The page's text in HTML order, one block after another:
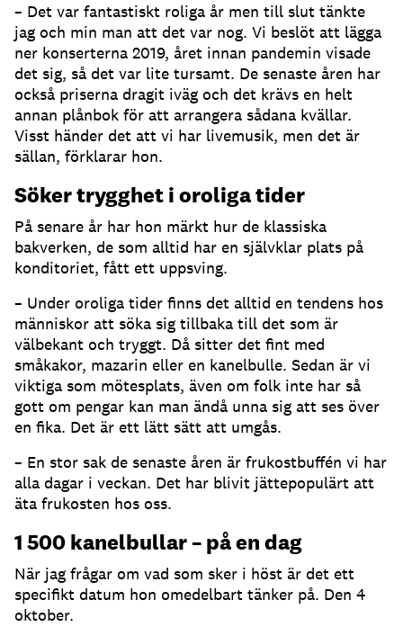
– Det var fantastiskt roliga år men till slut tänkte
jag och min man att det var nog. Vi beslöt att lägga
ner konserterna 2019, året innan pandemin visade
det sig, så det var lite tursamt. De senaste åren har
också priserna dragit iväg och det krävs en helt
annan plånbok för att arrangera sådana kvällar.
Visst händer det att vi har livemusik, men det är
sällan, förklarar hon.
Söker trygghet i oroliga tider
På senare år har hon märkt hur de klassiska
bakverken, de som alltid har en självklar plats på
konditoriet, fått ett uppsving.
– Under oroliga tider finns det alltid en tendens hos
människor att söka sig tillbaka till det som är
välbekant och tryggt. Då sitter det fint med
småkakor, mazarin eller en kanelbulle. Sedan är vi
viktiga som mötesplats, även om folk inte har så
gott om pengar kan man ändå unna sig att ses över
en fika. Det är ett lätt sätt att umgås.
– En stor sak de senaste åren är frukostbuffén vi har
alla dagar i veckan. Det har blivit jättepopulärt att
äta frukosten hos oss.
1 500 kanelbullar – på en dag
När jag frågar om vad som sker i höst är det ett
specifikt datum hon omedelbart tänker på. Den 4
oktober.